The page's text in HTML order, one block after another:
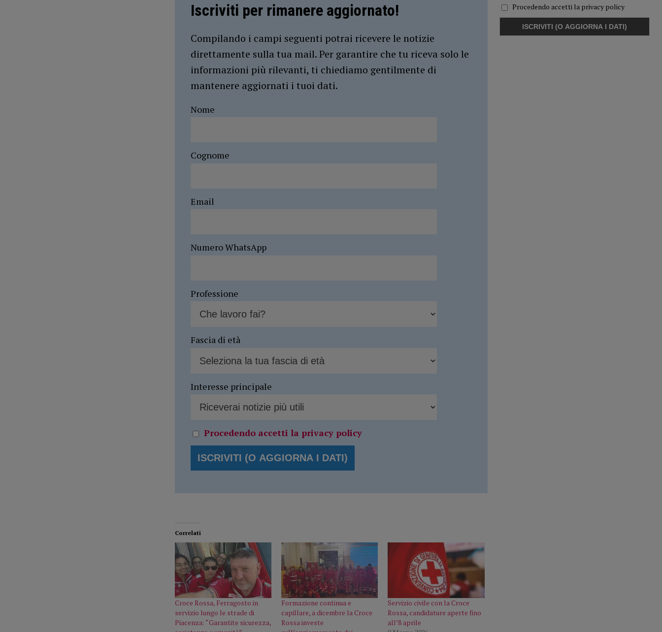
Iscriviti per rimanere aggiornato!
Compilando i campi seguenti potrai ricevere le notizie
direttamente sulla tua mail. Per garantire che tu riceva solo le
informazioni più rilevanti, ti chiediamo gentilmente di
mantenere aggiornati i tuoi dati.
Nome
Cognome
Email
Numero WhatsApp
Professione
Fascia di età
Interesse principale
Procedendo accetti la privacy policy
Correlati
Croce Rossa, Ferragosto in
servizio lungo le strade di
Piacenza: “Garantite sicurezza,
Formazione continua e
capillare, a dicembre la Croce
Rossa investe
Servizio civile con la Croce
Rossa, candidature aperte fino
all’8 aprile
Procedendo accetti la privacy policy